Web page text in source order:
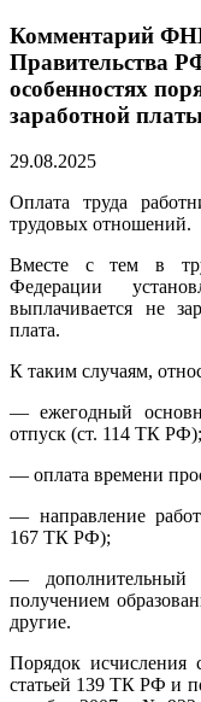
Комментарий
Правительства
особенностях
заработной
29.08.2025
Оплата труда
трудовых отношений.
Вместе с тем в
Федерации
выплачивается не
плата.
К таким случаям,
— ежегодный
отпуск (ст. 114 ТК РФ);
— оплата времени
— направление
167 ТК РФ);
— дополнительный
получением
другие.
Порядок исчисления
статьей 139 ТК РФ и